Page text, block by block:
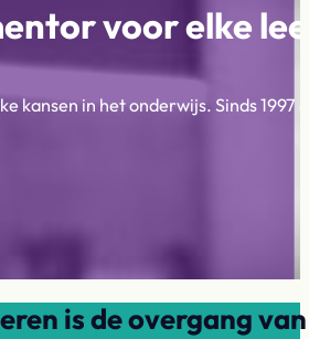
voor elke
kansen in het onderwijs. Sinds
is de overgang